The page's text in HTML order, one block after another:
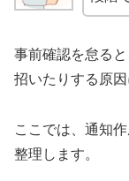
事前確認を怠る
招いたりする原因
ここでは、通知
整理します。